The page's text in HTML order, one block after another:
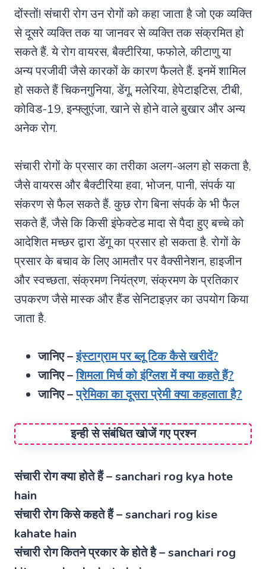
दोंस्तों! संचारी रोग उन रोगों को कहा जाता है जो एक व्यक्ति
से दूसरे व्यक्ति तक या जानवर से व्यक्ति तक संक्रमित हो
सकते हैं. ये रोग वायरस, बैक्टीरिया, फफोले, कीटाणु या
अन्य परजीवी जैसे कारकों के कारण फैलते हैं. इनमें शामिल
हो सकते हैं चिकनगुनिया, डेंगू, मलेरिया, हेपेटाइटिस, टीबी,
कोविड-19, इन्फ्लुएंजा, खाने से होने वाले बुखार और अन्य
अनेक रोग.
संचारी रोगों के प्रसार का तरीका अलग-अलग हो सकता है,
जैसे वायरस और बैक्टीरिया हवा, भोजन, पानी, संपर्क या
संकरण से फैल सकते हैं. कुछ रोग बिना संपर्क के भी फैल
सकते हैं, जैसे कि किसी इंफेक्टेड मादा से पैदा हुए बच्चे को
आदेशित मच्छर द्वारा डेंगू का प्रसार हो सकता है. रोगों के
प्रसार के बचाव के लिए आमतौर पर वैक्सीनेशन, हाइजीन
और स्वच्छता, संक्रमण नियंत्रण, संक्रमण के प्रतिकार
उपकरण जैसे मास्क और हैंड सेनिटाइज़र का उपयोग किया
जाता है.
जानिए –इंस्टाग्राम पर ब्लू टिक कैसे खरीदें?
जानिए –शिमला मिर्च को इंग्लिश में क्या कहते हैं?
जानिए –प्रेमिका का दूसरा प्रेमी क्या कहलाता है?
इन्ही से संबंधित खोजें गए प्रश्न
संचारी रोग क्या होते हैं – sanchari rog kya hote
hain
संचारी रोग किसे कहते हैं – sanchari rog kise
kahate hain
संचारी रोग कितने प्रकार के होते है – sanchari rog